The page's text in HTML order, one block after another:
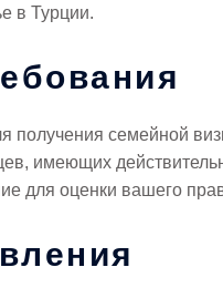
в Турции.
семейной
имеющих
для оценки вашего